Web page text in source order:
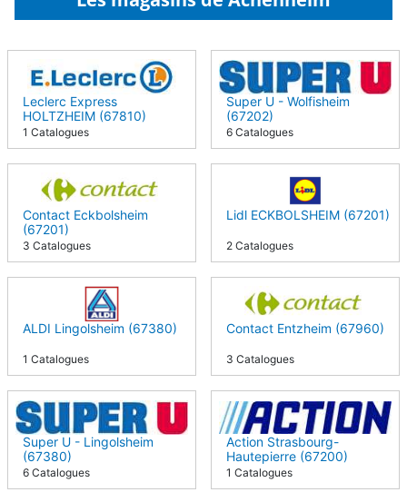
Leclerc Express
HOLTZHEIM (67810)
1 Catalogues
Super U - Wolfisheim
(67202)
6 Catalogues
Contact Eckbolsheim
(67201)
3 Catalogues
Lidl ECKBOLSHEIM (67201)
2 Catalogues
ALDI Lingolsheim (67380)
1 Catalogues
Contact Entzheim (67960)
3 Catalogues
Super U - Lingolsheim
(67380)
6 Catalogues
Action Strasbourg-
Hautepierre (67200)
1 Catalogues